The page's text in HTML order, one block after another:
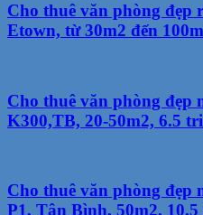
Cho thuê văn phòng đẹp
Etown, từ 30m2 đến
Cho thuê văn phòng đẹp
K300,TB, 20-50m2, 6.5
Cho thuê văn phòng đẹp
P1, Tân Bình, 50m2,